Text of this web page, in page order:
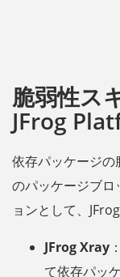
脆弱性ス
JFrog
依存パッケージ
のパッケージブ
ョンとして、
JFrog Xray
て依存パッ